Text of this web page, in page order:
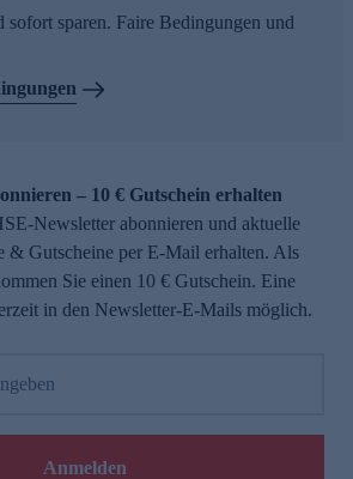
sofort sparen. Faire Bedingungen und
– 10 € Gutschein erhalten
Newsletter abonnieren und aktuelle
& Gutscheine per E-Mail erhalten. Als
Sie einen 10 € Gutschein. Eine
in den Newsletter-E-Mails möglich.
Anmelden